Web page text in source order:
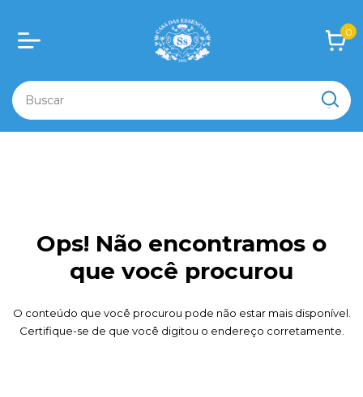
0
Ops! Não encontramos o
que você procurou
O conteúdo que você procurou pode não estar mais disponível.
Certifique-se de que você digitou o endereço corretamente.